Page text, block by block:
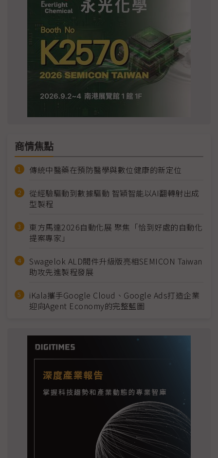
商情焦點
傳統中醫藥在預防醫學與數位健康的新定位
從經驗驅動到數據驅動 智穎智能以AI翻轉射出成
型製程
東方馬達2026自動化展 聚焦「恰到好處的自動化
提案專家」
Swagelok ALD閥件升級版亮相SEMICON Taiwan
助攻先進製程發展
iKala攜手Google Cloud、Google Ads打造企業
迎向Agent Economy的完整藍圖